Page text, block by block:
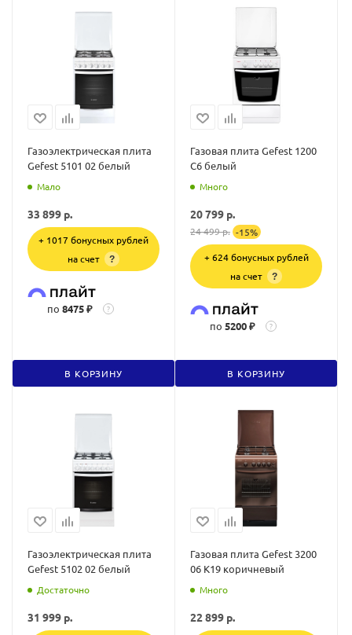
Газоэлектрическая плита
Gefest 5101 02 белый
Мало
33 899 р.
+ 1017 бонусных рублей
на счет
?
по 8475 ₽ ?
В КОРЗИНУ
Газовая плита Gefest 1200
С6 белый
Много
20 799 р.
24 499р. -15%
+ 624 бонусных рублей
на счет
?
по 5200 ₽ ?
В КОРЗИНУ
Газоэлектрическая плита
Gefest 5102 02 белый
Достаточно
31 999 р.
Газовая плита Gefest 3200
06 К19 коричневый
Много
22 899 р.